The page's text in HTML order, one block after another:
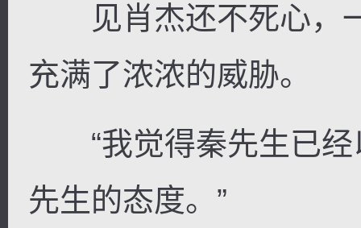
见肖杰还不死心，
充满了浓浓的威胁。
“我觉得秦先生已经
先生的态度。”